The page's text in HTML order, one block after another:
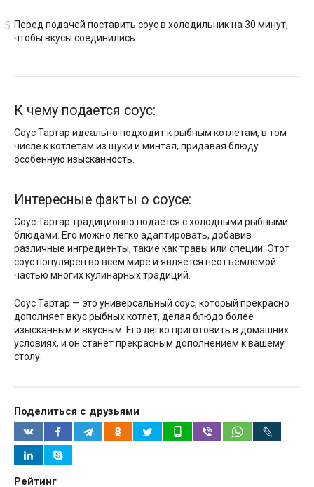
Перед подачей поставить соус в холодильник на 30 минут,
чтобы вкусы соединились.
К чему подается соус:
Соус Тартар идеально подходит к рыбным котлетам, в том
числе к котлетам из щуки и минтая, придавая блюду
особенную изысканность.
Интересные факты о соусе:
Соус Тартар традиционно подается с холодными рыбными
блюдами. Его можно легко адаптировать, добавив
различные ингредиенты, такие как травы или специи. Этот
соус популярен во всем мире и является неотъемлемой
частью многих кулинарных традиций.
Соус Тартар — это универсальный соус, который прекрасно
дополняет вкус рыбных котлет, делая блюдо более
изысканным и вкусным. Его легко приготовить в домашних
условиях, и он станет прекрасным дополнением к вашему
столу.
Поделиться с друзьями
Рейтинг